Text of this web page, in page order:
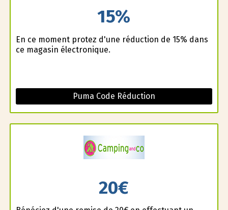
15%
En ce moment profitez d'une réduction de 15% dans
ce magasin électronique.
Puma Code Réduction
20€